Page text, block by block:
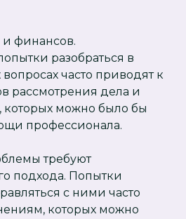
финансов.
разобраться в
часто приводят к
рассмотрения дела и
можно было бы
профессионала.
требуют
подхода. Попытки
с ними часто
которых можно